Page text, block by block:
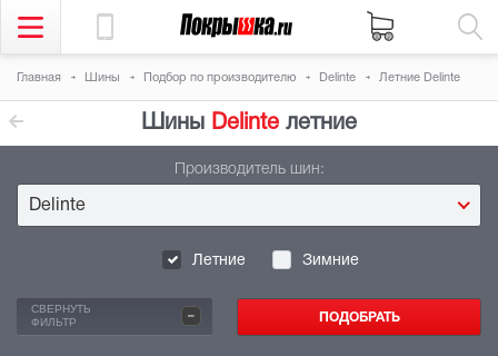
Главная Шины Подбор по производителю Delinte Летние Delinte
Шины Delinte летние
Производитель шин:
Delinte
Летние Зимние
СВЕРНУТЬ
ФИЛЬТР
-